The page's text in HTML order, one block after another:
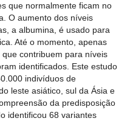
que normalmente ficam no
O aumento dos níveis
a albumina, é usado para
Até o momento, apenas
contribuem para níveis
identificados. Este estudo
indivíduos de
leste asiático, sul da Ásia e
da predisposição
identificou 68 variantes